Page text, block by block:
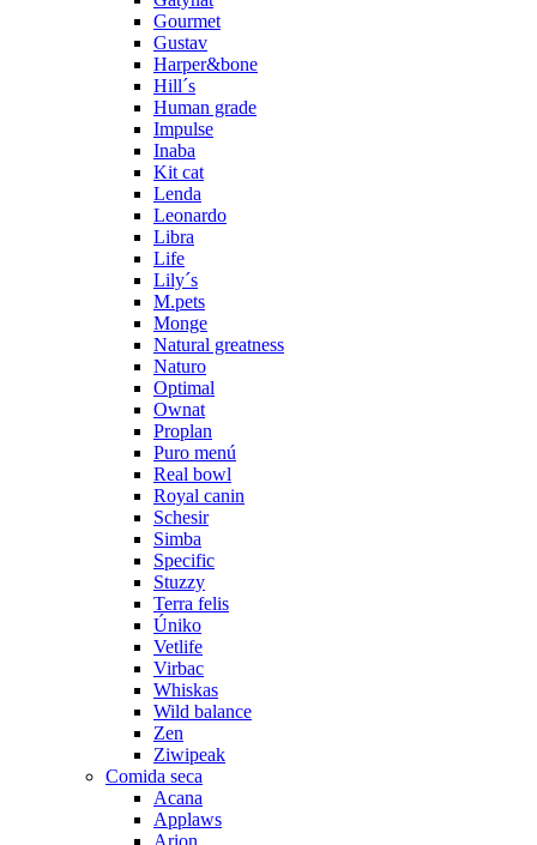
Gourmet
Gustav
Harper&bone
Hill´s
Human grade
Impulse
Inaba
Kit cat
Lenda
Leonardo
Libra
Life
Lily´s
M.pets
Monge
Natural greatness
Naturo
Optimal
Ownat
Proplan
Puro menú
Real bowl
Royal canin
Schesir
Simba
Specific
Stuzzy
Terra felis
Úniko
Vetlife
Virbac
Whiskas
Wild balance
Zen
Ziwipeak
Comida seca
Acana
Applaws
Arion